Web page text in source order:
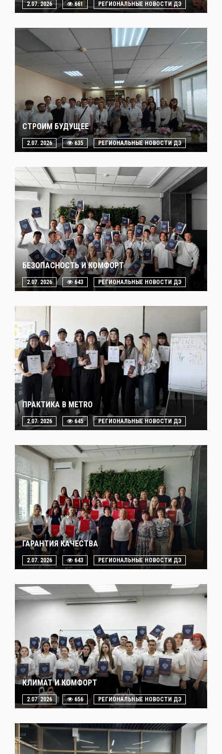
2.07. 2026 661 РЕГИОНАЛЬНЫЕ НОВОСТИ ДЭ
СТРОИМ БУДУЩЕЕ
2.07. 2026 635 РЕГИОНАЛЬНЫЕ НОВОСТИ ДЭ
БЕЗОПАСНОСТЬ И КОМФОРТ
2.07. 2026 643 РЕГИОНАЛЬНЫЕ НОВОСТИ ДЭ
ПРАКТИКА В METRO
2.07. 2026 645 РЕГИОНАЛЬНЫЕ НОВОСТИ ДЭ
ГАРАНТИЯ КАЧЕСТВА
2.07. 2026 643 РЕГИОНАЛЬНЫЕ НОВОСТИ ДЭ
КЛИМАТ И КОМФОРТ
2.07. 2026 656 РЕГИОНАЛЬНЫЕ НОВОСТИ ДЭ